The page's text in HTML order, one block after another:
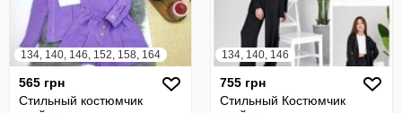
134, 140, 146, 152, 158, 164
565 грн
Стильный костюмчик
134, 140, 146
755 грн
Стильный Костюмчик